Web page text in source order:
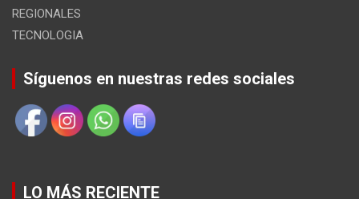
REGIONALES
TECNOLOGIA
Síguenos en nuestras redes sociales
LO MÁS RECIENTE